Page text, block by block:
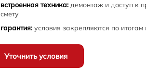
встроенная техника: демонтаж и доступ к
смету
гарантия: условия закрепляются по
Уточнить условия